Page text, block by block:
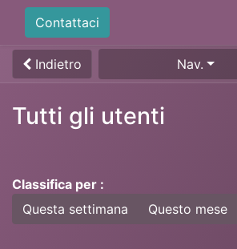
Contattaci
Indietro Nav.
Tutti gli utenti
Classifica per :
Questa settimana
Questo mese